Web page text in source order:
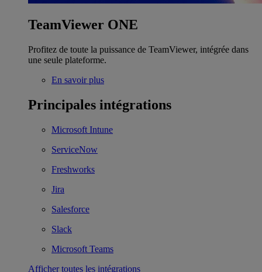
TeamViewer ONE
Profitez de toute la puissance de TeamViewer, intégrée dans
une seule plateforme.
En savoir plus
Principales intégrations
Microsoft Intune
ServiceNow
Freshworks
Jira
Salesforce
Slack
Microsoft Teams
Afficher toutes les intégrations